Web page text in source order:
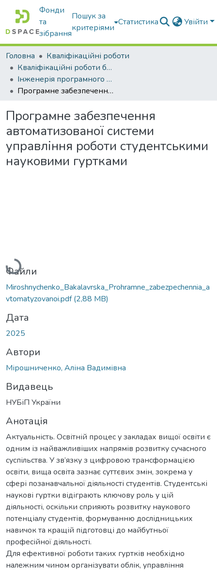
Фонди
та
зібрання
Пошук за
критеріями
Статистика Увійти
Головна
Кваліфікаційні роботи
Кваліфікаційні роботи бакалаврів
Інженерія програмного забезпечення
Програмне забезпечення автоматизованої системи управління роботи студентськими науковими гуртками
Програмне забезпечення
автоматизованої системи
управління роботи студентськими
науковими гуртками
Вантажиться...
Файли
Miroshnychenko_Bakalavrska_Prohramne_zabezpechennia_a
vtomatyzovanoi.pdf(2,88 MB)
Дата
2025
Автори
Мірошниченко, Аліна Вадимівна
Видавець
НУБіП України
Анотація
Актуальність. Освітній процес у закладах вищої освіти є
одним із найважливіших напрямів розвитку сучасного
суспільства. У зв’язку з цифровою трансформацією
освіти, вища освіта зазнає суттєвих змін, зокрема у
сфері позанавчальної діяльності студентів. Студентські
наукові гуртки відіграють ключову роль у цій
діяльності, оскільки сприяють розвитку наукового
потенціалу студентів, формуванню дослідницьких
навичок та кращій підготовці до майбутньої
професійної діяльності.
Для ефективної роботи таких гуртків необхідно
належним чином організувати облік, управління